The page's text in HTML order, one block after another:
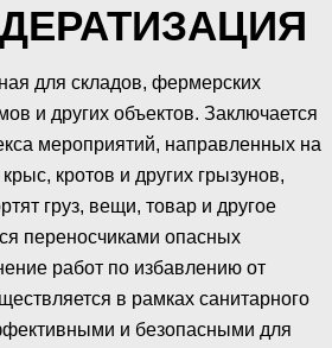
для складов, фермерских
и других объектов. Заключается
мероприятий, направленных на
кротов и других грызунов,
груз, вещи, товар и другое
переносчиками опасных
работ по избавлению от
в рамках санитарного
и безопасными для